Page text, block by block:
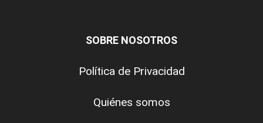
SOBRE NOSOTROS
Política de Privacidad
Quiénes somos